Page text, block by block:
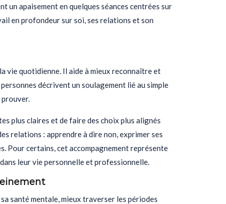
un apaisement en quelques séances centrées sur
en profondeur sur soi, ses relations et son
vie quotidienne. Il aide à mieux reconnaître et
décrivent un soulagement lié au simple
prouver.
plus claires et de faire des choix plus alignés
relations : apprendre à dire non, exprimer ses
Pour certains, cet accompagnement représente
leur vie personnelle et professionnelle.
santé mentale, mieux traverser les périodes